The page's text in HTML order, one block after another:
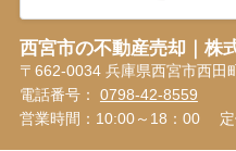
西宮市の不動産売却｜株
〒662-0034 兵庫県西宮市西田
電話番号： 0798-42-8559
営業時間：10:00～18：00